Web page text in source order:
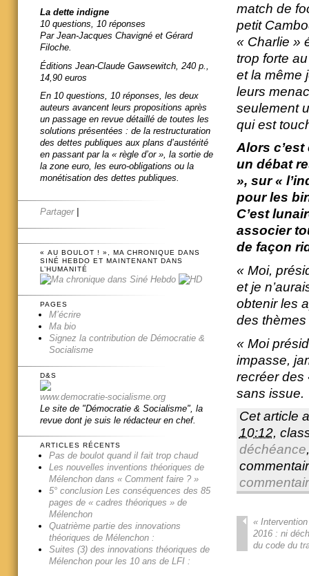
match de
petit
« Charlie »
trop forte
et la même
leurs
seulement
qui est
Alors
un débat
», sur «
pour les
C’est
associer
de façon
« Moi,
et je
obtenir les
des
« Moi
impasse,
recréer des
sans issue.
Cet article
10:12,
déchéance
«Intervention
2016 : ni
du code du
La dette indigne
10 questions, 10 réponses
Par Jean-Jacques Chavigné et Gérard
Filoche.
Éditions Jean-Claude Gawsewitch, 240 p.,
14,90 euros
En 10 questions, 10 réponses, les deux
auteurs avancent leurs propositions après
un passage en revue détaillé de toutes les
solutions présentées : de la restructuration
des dettes publiques aux plans d’austérité
en passant par la « règle d’or », la sortie de
la zone euro, les euro-obligations ou la
monétisation des dettes publiques.
Partager
« AU BOULOT ! », MA CHRONIQUE DANS
SINÉ HEBDO ET MAINTENANT DANS
L’HUMANITÉ
PAGES
M’écrire
Ma bio
Signez la contribution de Démocratie &
Socialisme
D&S
www.democratie-socialisme.org
Le site de "Démocratie & Socialisme", la
revue dont je suis le rédacteur en chef.
ARTICLES RÉCENTS
Pas de boulot quand il fait trop chaud
Les nouvelles inventions théoriques de
Mélenchon dans « Comment faire ? »
5° conclusion Les conséquences des 85
pages de « cadres théoriques » de
Mélenchon
Quatrième partie des innovations
théoriques de Mélenchon :
Suites (3) des innovations théoriques de
Mélenchon pour les 10 ans de LFI :